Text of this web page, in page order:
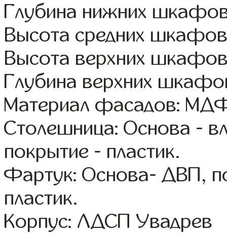
Глубина нижних
Высота средних
Высота верхних
Глубина верхних
Материал фасадов:
Столешница: Основа -
покрытие - пластик.
Фартук: Основа- ДВП,
пластик.
Корпус: ЛДСП Увадрев